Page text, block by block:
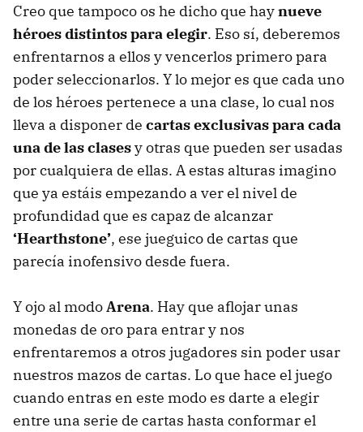
Creo que tampoco os he dicho que haynueve
héroes distintos para elegir. Eso sí, deberemos
enfrentarnos a ellos y vencerlos primero para
poder seleccionarlos. Y lo mejor es que cada uno
de los héroes pertenece a una clase, lo cual nos
lleva a disponer de cartas exclusivas para cada
una de las clasesy otras que pueden ser usadas
por cualquiera de ellas. A estas alturas imagino
que ya estáis empezando a ver el nivel de
profundidad que es capaz de alcanzar
‘Hearthstone’, ese jueguico de cartas que
parecía inofensivo desde fuera.
Y ojo al modoArena. Hay que aflojar unas
monedas de oro para entrar y nos
enfrentaremos a otros jugadores sin poder usar
nuestros mazos de cartas. Lo que hace el juego
cuando entras en este modo es darte a elegir
entre una serie de cartas hasta conformar el